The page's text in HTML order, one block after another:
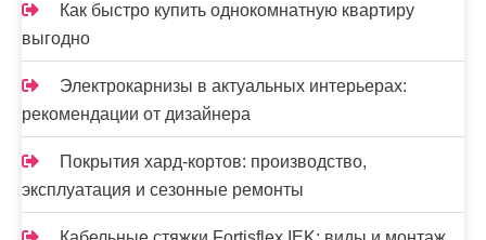
Как быстро купить однокомнатную квартиру
выгодно
Электрокарнизы в актуальных интерьерах:
рекомендации от дизайнера
Покрытия хард-кортов: производство,
эксплуатация и сезонные ремонты